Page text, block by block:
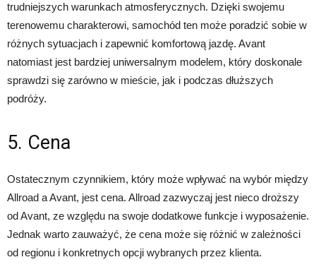
trudniejszych warunkach atmosferycznych. Dzięki swojemu
terenowemu charakterowi, samochód ten może poradzić sobie w
różnych sytuacjach i zapewnić komfortową jazdę. Avant
natomiast jest bardziej uniwersalnym modelem, który doskonale
sprawdzi się zarówno w mieście, jak i podczas dłuższych
podróży.
5. Cena
Ostatecznym czynnikiem, który może wpływać na wybór między
Allroad a Avant, jest cena. Allroad zazwyczaj jest nieco droższy
od Avant, ze względu na swoje dodatkowe funkcje i wyposażenie.
Jednak warto zauważyć, że cena może się różnić w zależności
od regionu i konkretnych opcji wybranych przez klienta.